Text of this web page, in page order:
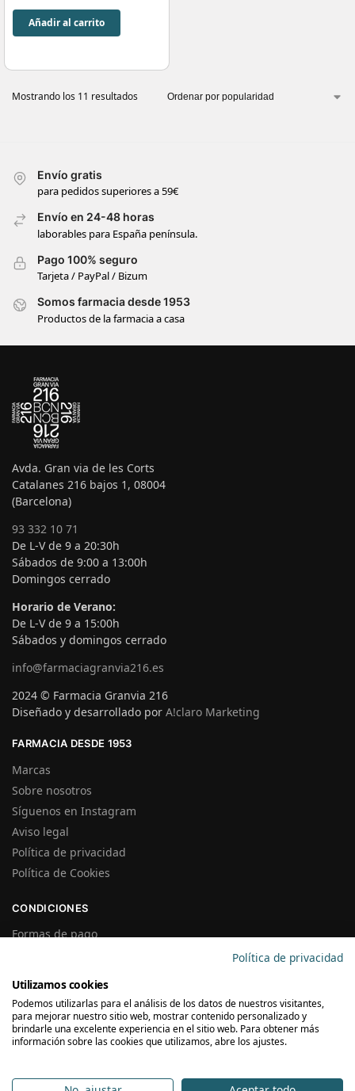
Añadir al carrito
Mostrando los 11 resultados
Envío gratis
para pedidos superiores a 59€
Envío en 24-48 horas
laborables para España península.
Pago 100% seguro
Tarjeta / PayPal / Bizum
Somos farmacia desde 1953
Productos de la farmacia a casa
Avda. Gran via de les Corts
Catalanes 216 bajos 1, 08004
(Barcelona)
93 332 10 71
De L-V de 9 a 20:30h
Sábados de 9:00 a 13:00h
Domingos cerrado
Horario de Verano:
De L-V de 9 a 15:00h
Sábados y domingos cerrado
info@farmaciagranvia216.es
2024 © Farmacia Granvia 216
Diseñado y desarrollado por A!claro Marketing
FARMACIA DESDE 1953
Marcas
Sobre nosotros
Síguenos en Instagram
Aviso legal
Política de privacidad
Política de Cookies
CONDICIONES
Formas de pago
Precios y Disponibilidad
Garantías y Devoluciones
SUSCRÍBETE A LA NEWSLETTER
Política de privacidad
Utilizamos cookies
Podemos utilizarlas para el análisis de los datos de nuestros visitantes,
para mejorar nuestro sitio web, mostrar contenido personalizado y
brindarle una excelente experiencia en el sitio web. Para obtener más
información sobre las cookies que utilizamos, abre los ajustes.